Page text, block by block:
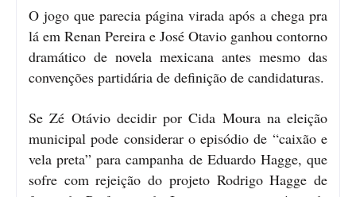
O jogo que parecia página virada após a chega pra
lá em Renan Pereira e José Otavio ganhou contorno
dramático de novela mexicana antes mesmo das
convenções partidária de definição de candidaturas.
Se Zé Otávio decidir por Cida Moura na eleição
municipal pode considerar o episódio de “caixão e
vela preta” para campanha de Eduardo Hagge, que
sofre com rejeição do projeto Rodrigo Hagge de